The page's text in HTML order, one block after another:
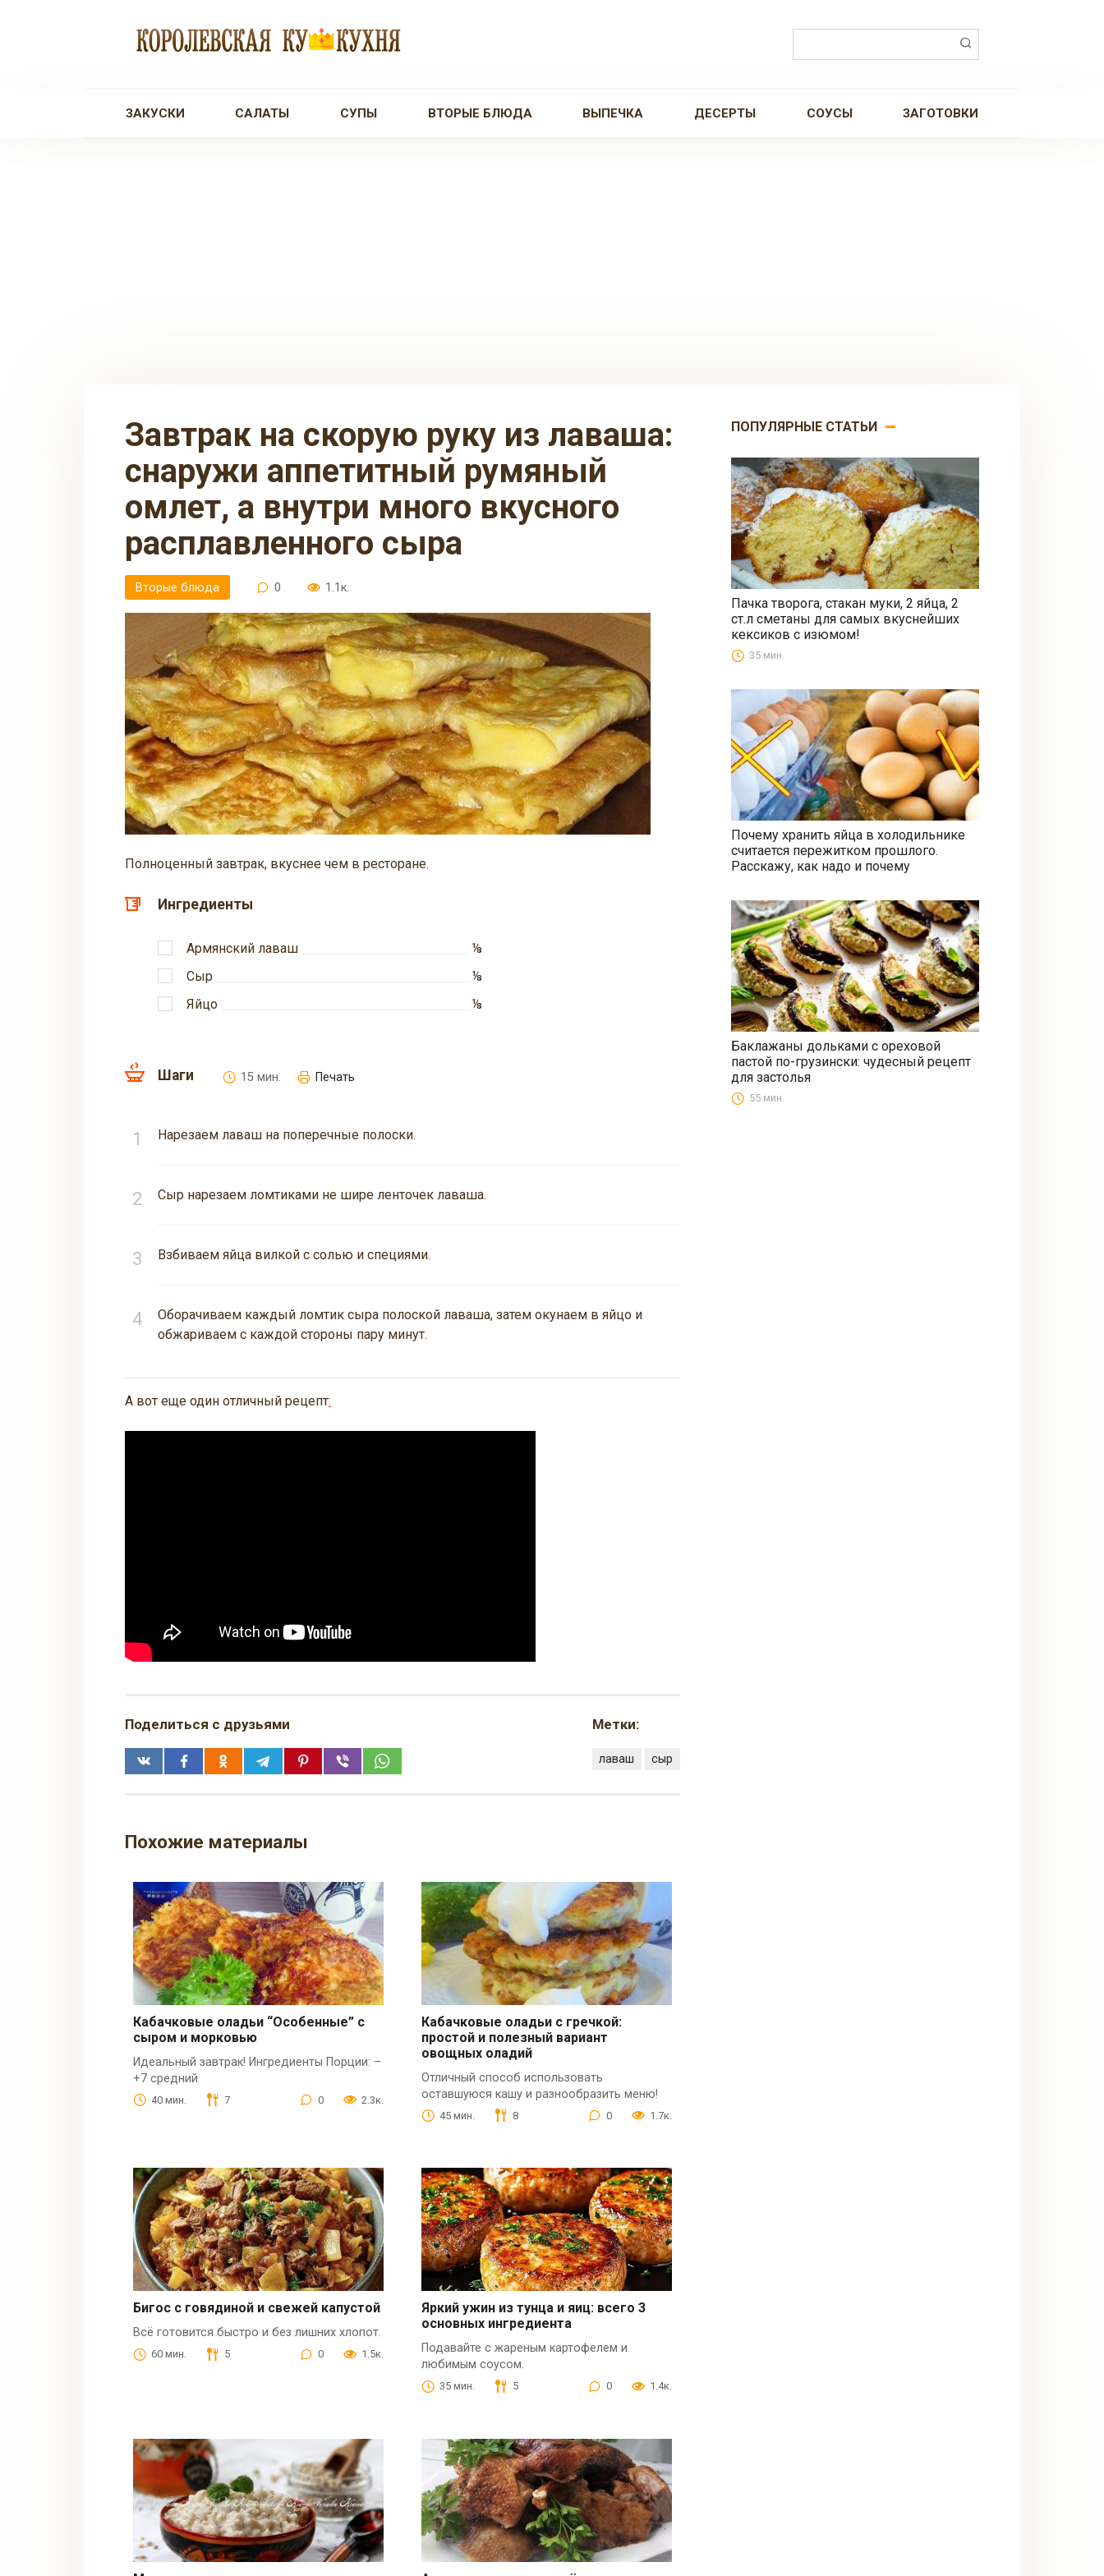
ЗАКУСКИ САЛАТЫ СУПЫ ВТОРЫЕ БЛЮДА ВЫПЕЧКА ДЕСЕРТЫ СОУСЫ ЗАГОТОВКИ
Завтрак на скорую руку из лаваша:
снаружи аппетитный румяный
омлет, а внутри много вкусного
расплавленного сыра
Вторые блюда 0 1.1к.
Полноценный завтрак, вкуснее чем в ресторане.
Ингредиенты
Армянский лаваш
⅛
Сыр
⅛
Яйцо
⅛
Шаги 15 мин. Печать
Нарезаем лаваш на поперечные полоски.
Сыр нарезаем ломтиками не шире ленточек лаваша.
Взбиваем яйца вилкой с солью и специями.
Оборачиваем каждый ломтик сыра полоской лаваша, затем окунаем в яйцо и
обжариваем с каждой стороны пару минут.
А вот еще один отличный рецепт:
Поделиться с друзьями Метки:
лаваш сыр
Похожие материалы
Кабачковые оладьи “Особенные” с
сыром и морковью
Идеальный завтрак! Ингредиенты Порции: –
+7 средний
40 мин. 7 0 2.3к.
Кабачковые оладьи с гречкой:
простой и полезный вариант
овощных оладий
Отличный способ использовать
оставшуюся кашу и разнообразить меню!
45 мин. 8 0 1.7к.
Бигос с говядиной и свежей капустой
Всё готовится быстро и без лишних хлопот.
60 мин. 5 0 1.5к.
Яркий ужин из тунца и яиц: всего 3
основных ингредиента
Подавайте с жареным картофелем и
любимым соусом.
35 мин. 5 0 1.4к.
ПОПУЛЯРНЫЕ СТАТЬИ
Выпечка
Пачка творога, стакан муки, 2 яйца, 2
ст.л сметаны для самых вкуснейших
кексиков с изюмом!
35 мин.
Все
Почему хранить яйца в холодильнике
считается пережитком прошлого.
Расскажу, как надо и почему
Закуски
Баклажаны дольками с ореховой
пастой по-грузински: чудесный рецепт
для застолья
55 мин.